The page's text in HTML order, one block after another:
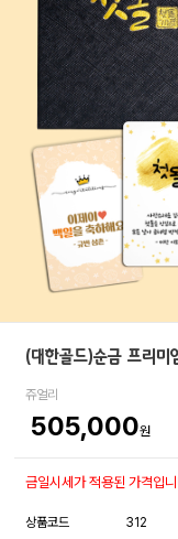
(대한골드)순금 프리
쥬얼리
505,000원
금일시세가 적용된 가격입
상품코드
312